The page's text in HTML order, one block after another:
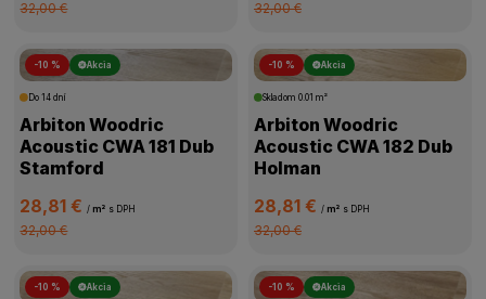
32,00 € 32,00 €
-10 % Akcia
Do 14 dní
Arbiton Woodric
Acoustic CWA 181 Dub
Stamford
28,81 €/ m² s DPH
32,00 €
-10 % Akcia
Skladom 0.01 m²
Arbiton Woodric
Acoustic CWA 182 Dub
Holman
28,81 € / m² s DPH
32,00 €
-10 % Akcia -10 % Akcia